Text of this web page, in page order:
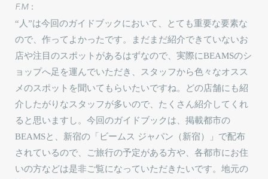
F.M：
“人”は今回のガイドブックにおいて、とても重要な要素な
ので、作ってよかったです。まだまだ紹介できていないお
店や注目のスポットがあるはずなので、実際にBEAMSのシ
ョップへ足を運んでいただき、スタッフから色々なオスス
メのスポットを聞いてもらいたいですね。どの店舗にも紹
介したがりなスタッフが多いので、たくさん紹介してくれ
ると思いますし。今回のガイドブックは、掲載都市の
BEAMSと、新宿の「ビームス ジャパン（新宿）」で配布
されているので、ご旅行の予定がある方や、各都市にお住
いの方などは是非ご覧になっていただきたいです。地元の